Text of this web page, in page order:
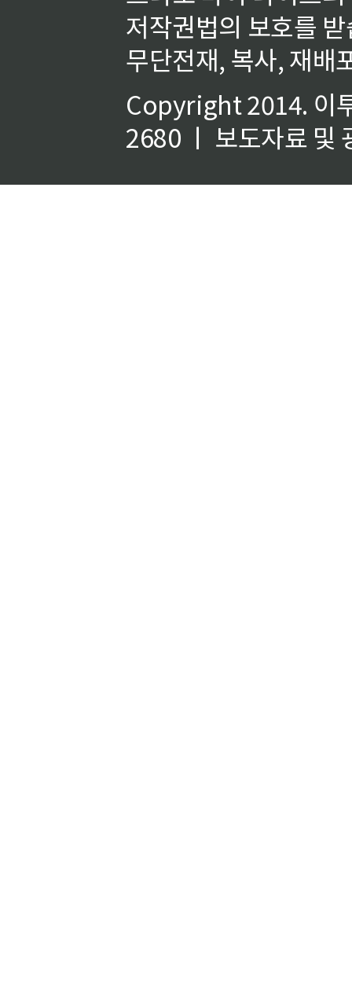
저작권법의 보호를
무단전재, 복사, 재배
Copyright 2014. 이
2680 ㅣ 보도자료